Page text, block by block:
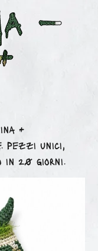
—
+
Pezzi unici,
in 20 giorni.